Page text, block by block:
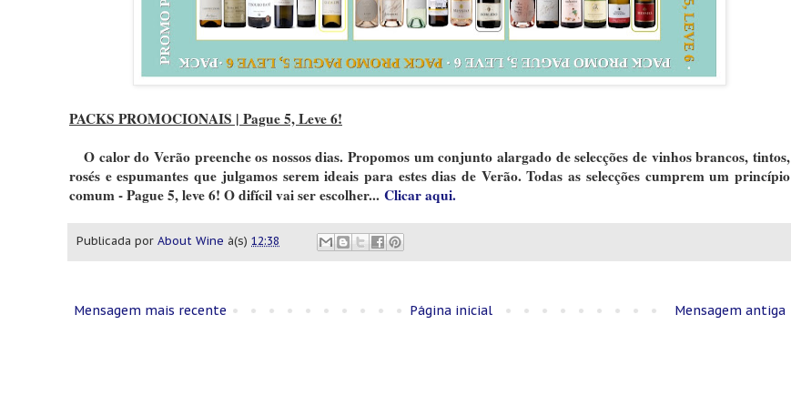
PACKS PROMOCIONAIS | Pague 5, Leve 6!
O calor do Verão preenche os nossos dias. Propomos um conjunto alargado de selecções de vinhos brancos, tintos,
rosés e espumantes que julgamos serem ideais para estes dias de Verão. Todas as selecções cumprem um princípio
comum - Pague 5, leve 6! O difícil vai ser escolher... Clicar aqui.
Publicada por About Wine à(s) 12:38
Mensagem mais recente Mensagem antiga
Página inicial